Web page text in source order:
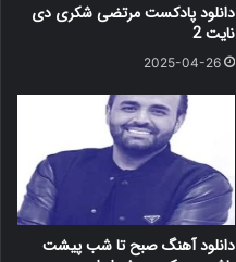
دانلود پادکست مرتضی شکری دی
نایت 2
2025-04-26
دانلود آهنگ صبح تا شب پیشت